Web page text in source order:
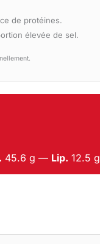
de protéines.
élevée de sel.
45.6 g — Lip. 12.5 g